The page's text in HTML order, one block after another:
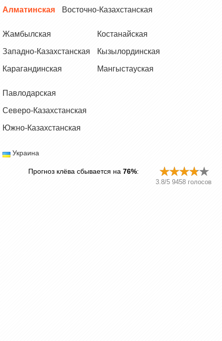
Алматинская Восточно-Казахстанская
Жамбылская
Западно-Казахстанская
Карагандинская
Костанайская
Кызылординская
Мангыстауская
Павлодарская
Северо-Казахстанская
Южно-Казахстанская
Украина
Прогноз клёва сбывается на 76%:
3.8/5 9458 голосов